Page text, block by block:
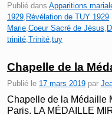
Publié dans Apparitions
1929, Révélation de TUY 1929
Marie,Coeur Sacré de Jésus,
trinité,Trinité,tuy
Chapelle de la
Publié le 17 mars 2019 par
Chapelle de la Médaille
Paris. LA MÉDAILLE